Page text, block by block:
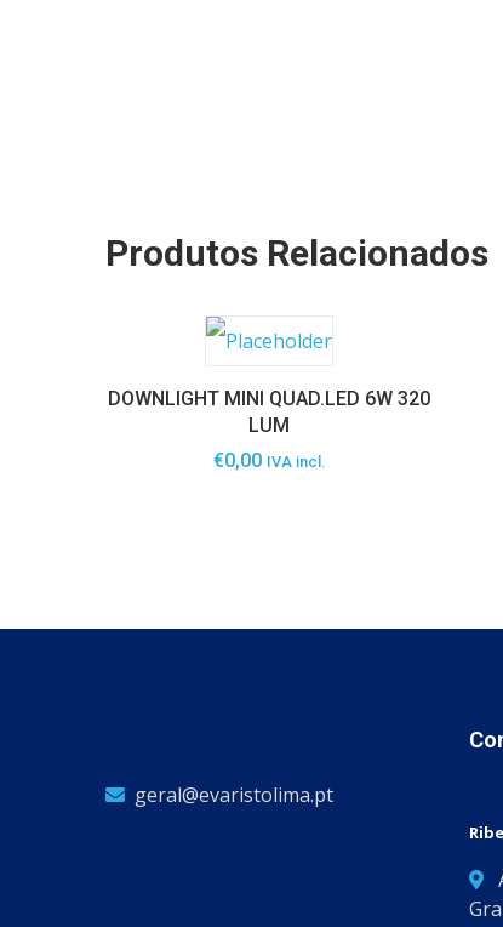
Produtos Relacionados
DOWNLIGHT MINI QUAD.LED 6W 320
LUM
€0,00 IVA incl.
geral@evaristolima.pt